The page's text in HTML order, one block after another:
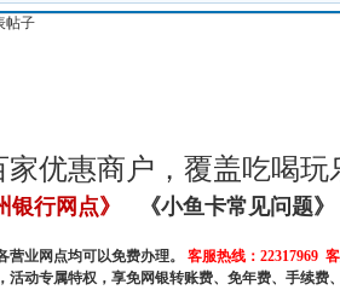
帖子
优惠商户，覆盖吃喝玩
银行网点》 《小鱼卡常见问题》
营业网点均可以免费办理。 客服热线：22317969
动专属特权，享免网银转账费、免年费、手续费